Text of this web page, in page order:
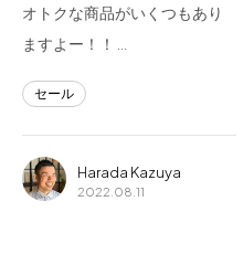
オトクな商品がいくつもあり
ますよー！！ …
セール
Harada Kazuya
2022.08.11